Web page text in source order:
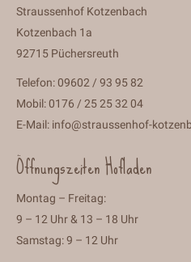
Straussenhof Kotzenbach
Kotzenbach 1a
92715 Püchersreuth
Telefon: 09602 / 93 95 82
Mobil: 0176 / 25 25 32 04
E-Mail: info@straussenhof-
Öffnungszeiten Hofladen
Montag – Freitag:
9 – 12 Uhr & 13 – 18 Uhr
Samstag: 9 – 12 Uhr